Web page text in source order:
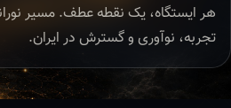
هر ایستگاه، یک نقطه عطف. مسیر
تجربه، نوآوری و گسترش در ایران.